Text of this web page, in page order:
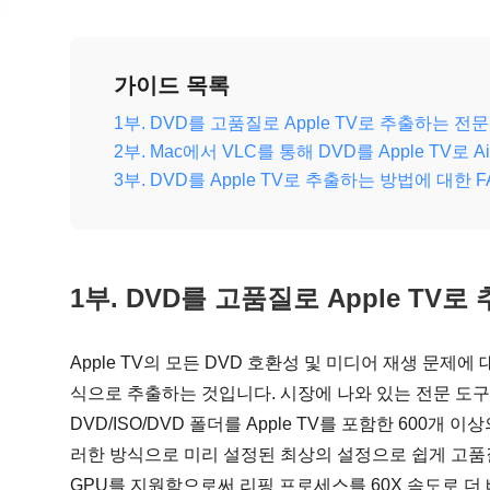
가이드 목록
1부. DVD를 고품질로 Apple TV로 추출하는 전
2부. Mac에서 VLC를 통해 DVD를 Apple TV로
3부. DVD를 Apple TV로 추출하는 방법에 대한
1부. DVD를 고품질로 Apple TV로
Apple TV의 모든 DVD 호환성 및 미디어 재생 문제에
식으로 추출하는 것입니다. 시장에 나와 있는 전문 도
DVD/ISO/DVD 폴더를 Apple TV를 포함한 600개 이
러한 방식으로 미리 설정된 최상의 설정으로 쉽게 고
GPU를 지원함으로써 리핑 프로세스를 60X 속도로